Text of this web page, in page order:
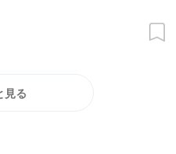
見る